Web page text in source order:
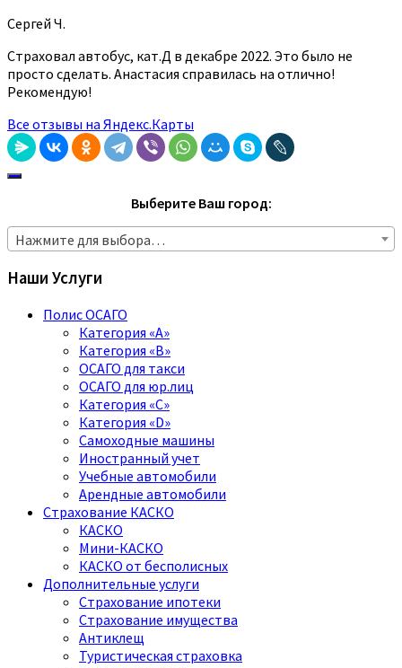
Сергей Ч.
Страховал автобус, кат.Д в декабре 2022. Это было не
просто сделать. Анастасия справилась на отлично!
Рекомендую!
Все отзывы на Яндекс.Карты
Выберите Ваш город:
Нажмите для выбора…
Наши Услуги
Полис ОСАГО
Категория «A»
Категория «B»
ОСАГО для такси
ОСАГО для юр.лиц
Категория «C»
Категория «D»
Самоходные машины
Иностранный учет
Учебные автомобили
Арендные автомобили
Страхование КАСКО
КАСКО
Мини-КАСКО
КАСКО от бесполисных
Дополнительные услуги
Страхование ипотеки
Страхование имущества
Антиклещ
Туристическая страховка